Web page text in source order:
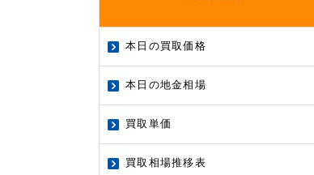
本日の買取価格
本日の地金相場
買取単価
買取相場推移表